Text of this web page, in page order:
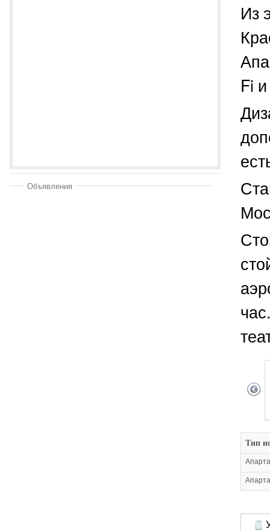
Объявления
Из
Fi
Тип